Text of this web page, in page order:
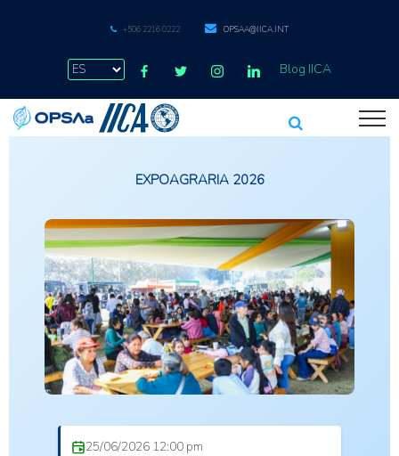
+506 2216 0222 OPSAA@IICA.INT
Blog IICA
EXPOAGRARIA 2026
25/06/2026 12:00 pm